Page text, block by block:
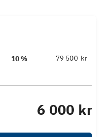
10 % kr
6 000 kr